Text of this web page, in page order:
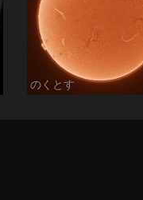
のくとす